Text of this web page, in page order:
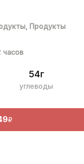
Продукты
часов
54г
углеводы
R